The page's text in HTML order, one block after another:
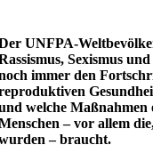
UNFPA-
Sexismus
immer den
welche
– vor allem
– braucht.